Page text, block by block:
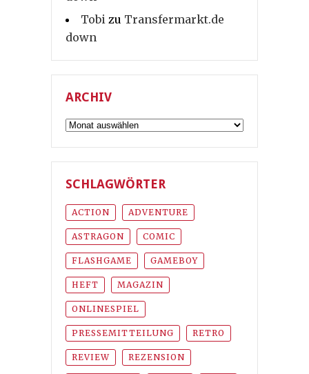
Tobi zu Transfermarkt.de
down
ARCHIV
Archiv
SCHLAGWÖRTER
ACTION ADVENTURE
ASTRAGON COMIC
FLASHGAME GAMEBOY
HEFT MAGAZIN
ONLINESPIEL
PRESSEMITTEILUNG RETRO
REVIEW REZENSION